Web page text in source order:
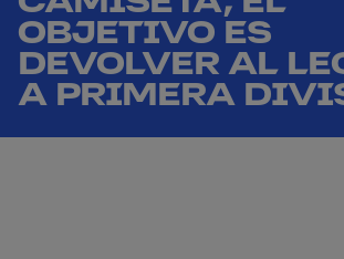
OBJETIVO ES
DEVOLVER AL
A PRIMERA